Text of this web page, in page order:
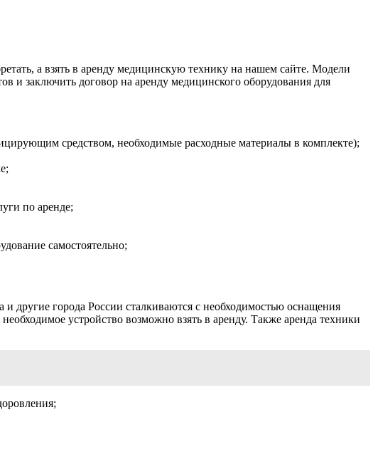
а взять в аренду медицинскую технику на нашем сайте. Модели
и заключить договор на аренду медицинского оборудования для
средством, необходимые расходные материалы в комплекте);
по аренде;
самостоятельно;
другие города России сталкиваются с необходимостью оснащения
устройство возможно взять в аренду. Также аренда техники